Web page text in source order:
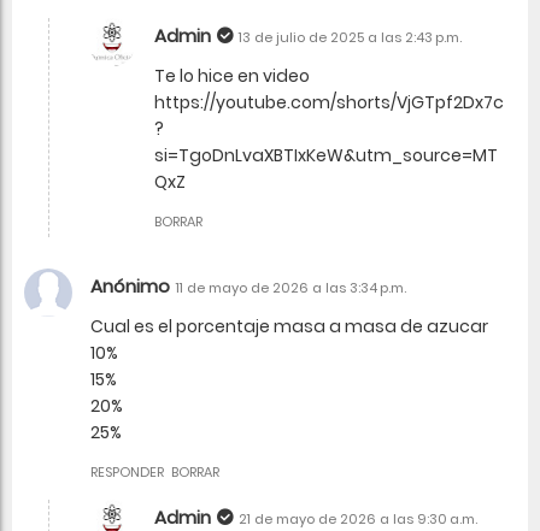
Admin 13 de julio de 2025 a las 2:43 p.m.
Te lo hice en video
https://youtube.com/shorts/VjGTpf2Dx7c
?
si=TgoDnLvaXBTIxKeW&utm_source=MT
QxZ
BORRAR
Anónimo 11 de mayo de 2026 a las 3:34 p.m.
Cual es el porcentaje masa a masa de azucar
10%
15%
20%
25%
RESPONDER BORRAR
Admin 21 de mayo de 2026 a las 9:30 a.m.